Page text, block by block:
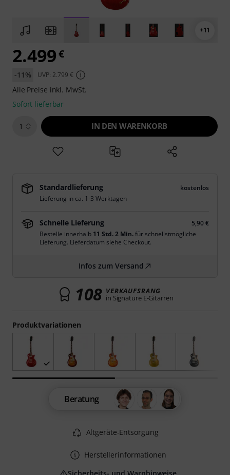
+11
Produktvariationen
2.499€
-11% UVP: 2.799 €
Alle Preise inkl. MwSt.
Sofort lieferbar
1 IN DEN WARENKORB
Standardlieferung
kostenlos
Lieferung in ca. 1-3 Werktagen
Schnelle Lieferung
5,90 €
Bestelle innerhalb 11 Std. 2 Min.für schnellstmögliche
Lieferung. Lieferdatum siehe Checkout.
Infos zum Versand
108 VERKAUFSRANG
in Signature E-Gitarren
Beratung
Altgeräte-Entsorgung
Herstellerinformationen